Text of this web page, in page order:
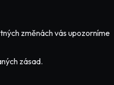
změnách vás upozorníme
zásad.